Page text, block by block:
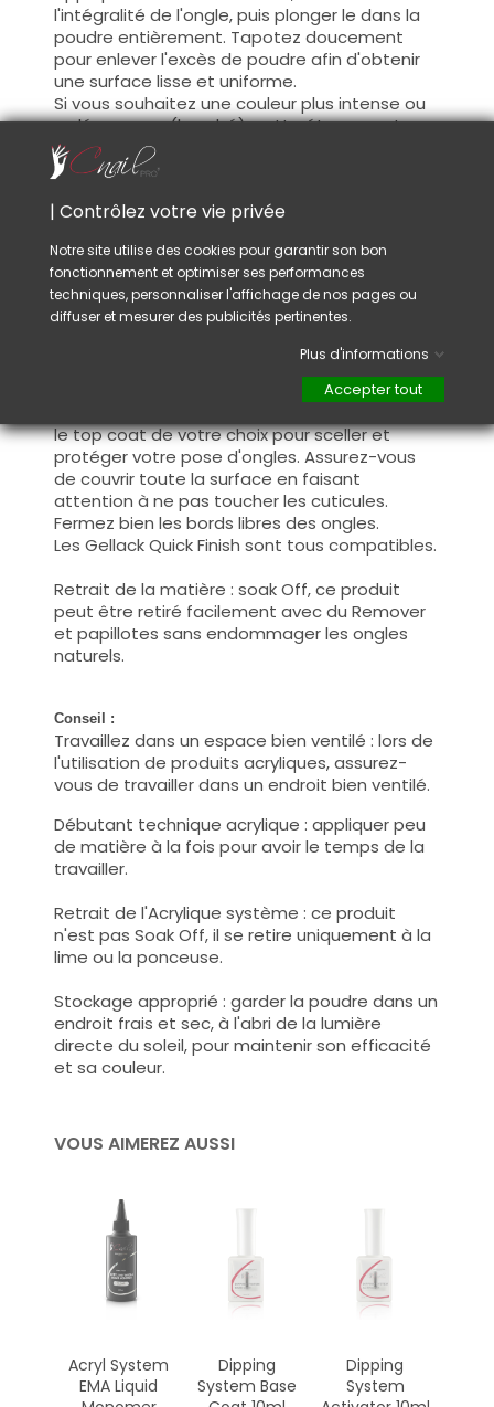
l'intégralité de l'ongle, puis plonger le dans la
poudre entièrement. Tapotez doucement
pour enlever l'excès de poudre afin d'obtenir
une surface lisse et uniforme.
Si vous souhaitez une couleur plus intense ou
un léger apex (bombé), cette étape peut
être répétée.
appliquer le Dipping System Activator sur
permettre un durcissement de la matière
après 30 à 60 secondes pour permettre à la
couche de poudre de trempage de durcir
complètement.
limer légèrement afin d'égaliser la surface et
le top coat de votre choix pour sceller et
protéger votre pose d'ongles. Assurez-vous
de couvrir toute la surface en faisant
attention à ne pas toucher les cuticules.
Fermez bien les bords libres des ongles.
Les Gellack Quick Finish sont tous compatibles.
Retrait de la matière : soak Off, ce produit
peut être retiré facilement avec du Remover
et papillotes sans endommager les ongles
naturels.
Conseil :
Travaillez dans un espace bien ventilé : lors de
l'utilisation de produits acryliques, assurez-
vous de travailler dans un endroit bien ventilé.
Débutant technique acrylique : appliquer peu
de matière à la fois pour avoir le temps de la
travailler.
Retrait de l'Acrylique système : ce produit
n'est pas Soak Off, il se retire uniquement à la
lime ou la ponceuse.
Stockage approprié : garder la poudre dans un
endroit frais et sec, à l'abri de la lumière
directe du soleil, pour maintenir son efficacité
et sa couleur.
VOUS AIMEREZ AUSSI
Acryl System
EMA Liquid
Dipping
System Base
Dipping
System
| Contrôlez votre vie privée
Notre site utilise des cookies pour garantir son bon
fonctionnement et optimiser ses performances
techniques, personnaliser l'affichage de nos pages ou
diffuser et mesurer des publicités pertinentes.
Plus d'informations
Accepter tout